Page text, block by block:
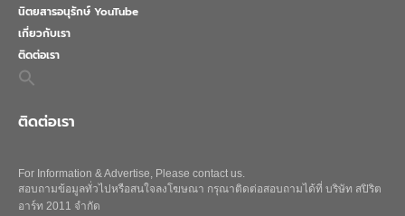
นิตยสารอนุรักษ์ YouTube
เกี่ยวกับเรา
ติดต่อเรา
Search
for:
ติดต่อเรา
For Information & Advertise, Please contact us.
สอบถามข้อมูลทั่วไปหรือสนใจลงโฆษณา กรุณาติดต่อสอบถามได้ที่ บริษัท สปิริต
อาร์ท 2011 จำกัด